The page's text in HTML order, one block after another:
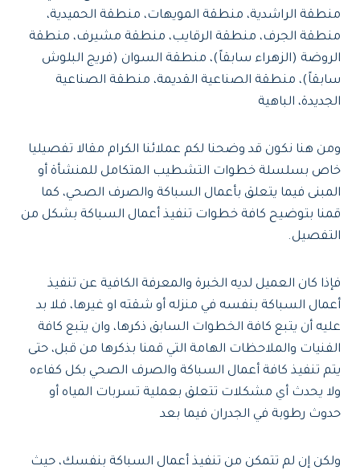
منطقة الراشدية، منطقة المويهات، منطقة الحميدية،
منطقة الجرف، منطقة الرقايب، منطقة مشيرف، منطقة
الروضة (الزهراء سابقاً)، منطقة السوان (فريج البلوش
سابقاً)، منطقة الصناعية القديمة، منطقة الصناعية
الجديدة، الباهية
ومن هنا نكون قد وضحنا لكم عملائنا الكرام مقالا تفصيليا
خاص بسلسلة خطوات التشطيب المتكامل للمنشأة أو
المبنى فيما يتعلق بأعمال السباكة والصرف الصحي، كما
قمنا بتوضيح كافة خطوات تنفيذ أعمال السباكة بشكل من
التفصيل.
فإذا كان العميل لديه الخبرة والمعرفة الكافية عن تنفيذ
أعمال السباكة بنفسه في منزله أو شقته او غيرها، فلا بد
عليه أن يتبع كافة الخطوات السابق ذكرها، وان يتبع كافة
الفنيات والملاحظات الهامة التي قمنا بذكرها من قبل، حتى
يتم تنفيذ كافة أعمال السباكة والصرف الصحي بكل كفاءه
ولا يحدث أي مشكلات تتعلق بعملية تسربات المياه أو
حدوث رطوبة في الجدران فيما بعد
ولكن إن لم تتمكن من تنفيذ أعمال السباكة بنفسك، حيث